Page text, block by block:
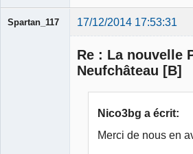
Spartan_117 17/12/2014 17:53:31
Re : La nouvelle
Neufchâteau [B]
Nico3bg a écrit:
Merci de nous en